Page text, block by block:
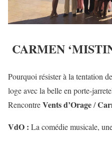
CARMEN
Pourquoi résister à la tentation
loge avec la belle en porte-
RencontreVents d’Orage/
VdO : La comédie musicale,